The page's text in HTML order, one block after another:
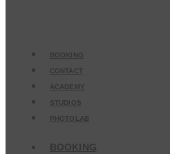
BOOKING
CONTACT
ACADEMY
STUDIOS
PHOTOLAB
BOOKING